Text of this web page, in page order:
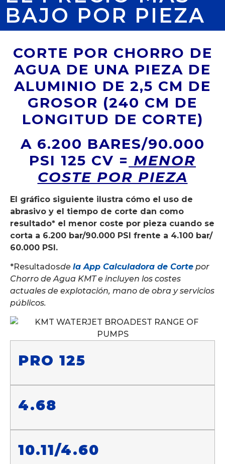
BAJO POR PIEZA
CORTE POR CHORRO DE
AGUA DE UNA PIEZA DE
ALUMINIO DE 2,5 CM DE
GROSOR (240 CM DE
LONGITUD DE CORTE)
A 6.200 BARES/90.000
PSI 125 CV = MENOR
COSTE POR PIEZA
El gráfico siguiente ilustra cómo el uso de
abrasivo y el tiempo de corte dan como
resultado* el menor coste por pieza cuando se
corta a 6.200 bar/90.000 PSI frente a 4.100 bar/
60.000 PSI.
*Resultadosde la App Calculadora de Corte por
Chorro de Agua KMT e incluyen los costes
actuales de explotación, mano de obra y servicios
públicos.
PRO 125
4.68
10.11/4.60